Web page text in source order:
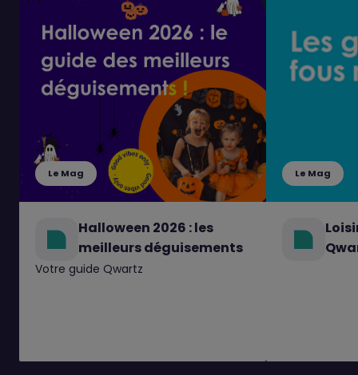
Le Mag
Halloween 2026 : les
meilleurs déguisements
Votre guide Qwartz
Le Mag